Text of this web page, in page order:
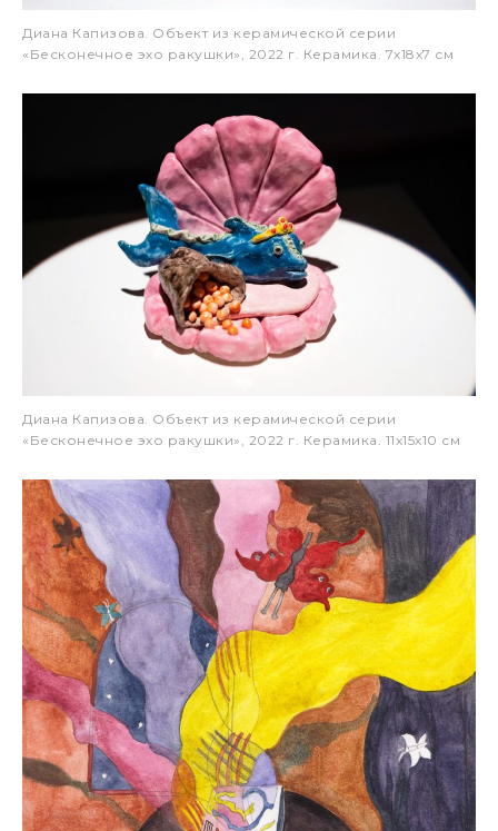
Диана Капизова. Объект из керамической серии
«Бесконечное эхо ракушки», 2022 г. Керамика. 7х18х7 см
Диана Капизова. Объект из керамической серии
«Бесконечное эхо ракушки», 2022 г. Керамика. 11х15х10 см